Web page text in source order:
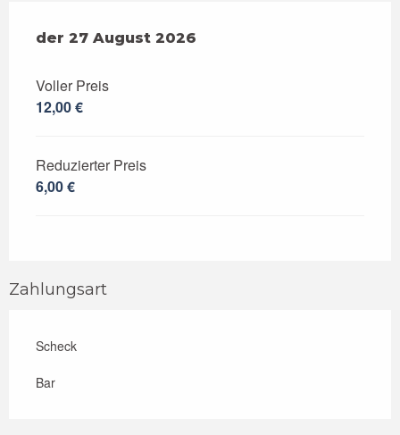
der 27 August 2026
der 27 August 2026
Voller Preis
12,00 €
Reduzierter Preis
6,00 €
Zahlungsart
Scheck
Bar